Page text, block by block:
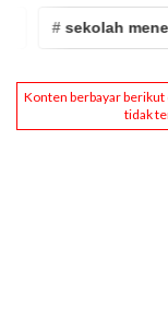
# sekolah